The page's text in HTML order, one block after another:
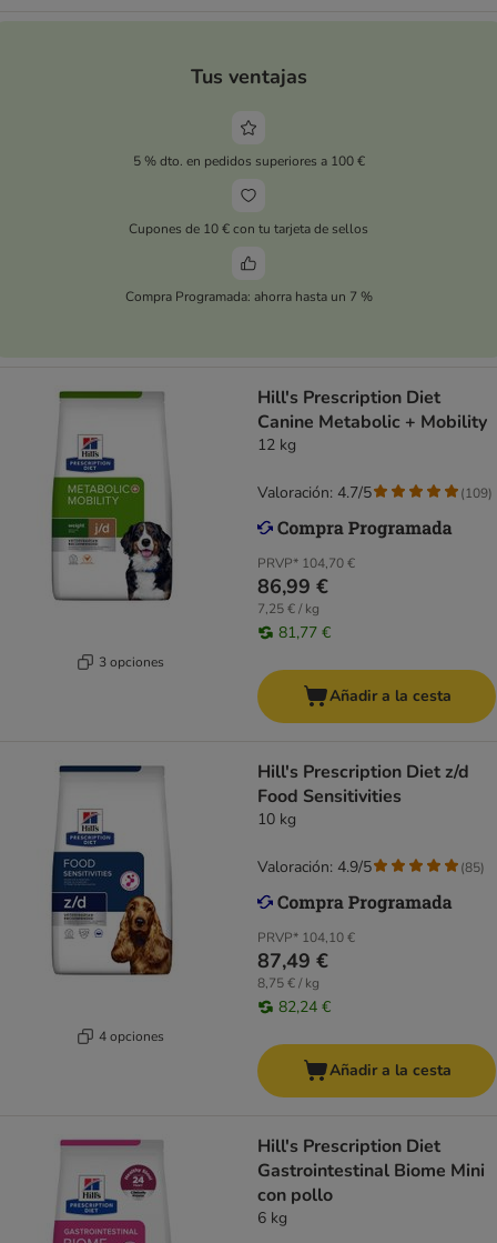
Tus ventajas
5 % dto. en pedidos superiores a 100 €
Cupones de 10 € con tu tarjeta de sellos
Compra Programada: ahorra hasta un 7 %
3 opciones
Hill's Prescription Diet
Canine Metabolic + Mobility
12 kg
PRVP* 104,70 €
86,99 €
7,25 € / kg
81,77 €
Valoración: 4.7/5 (109)
Añadir a la cesta
4 opciones
Hill's Prescription Diet z/d
Food Sensitivities
10 kg
PRVP* 104,10 €
87,49 €
8,75 € / kg
82,24 €
Valoración: 4.9/5 (85)
Añadir a la cesta
Hill's Prescription Diet
Gastrointestinal Biome Mini
con pollo
6 kg